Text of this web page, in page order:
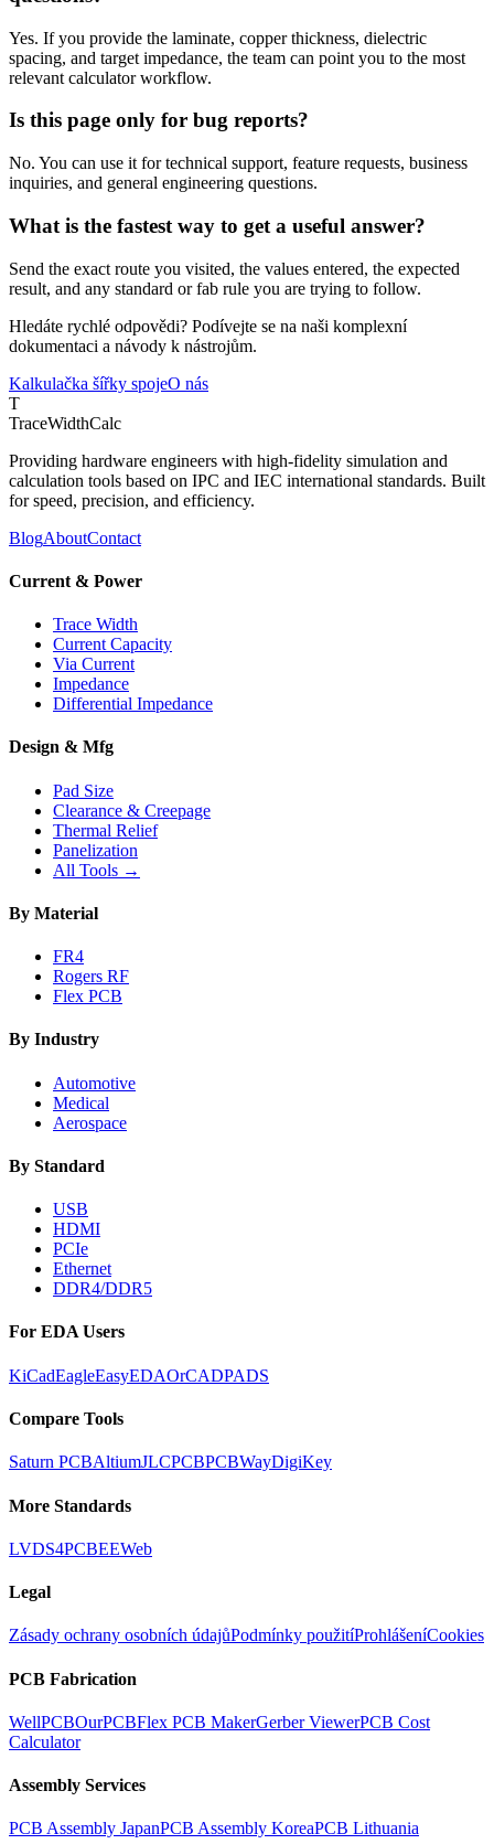
Yes. If you provide the laminate, copper thickness, dielectric
spacing, and target impedance, the team can point you to the most
relevant calculator workflow.
Is this page only for bug reports?
No. You can use it for technical support, feature requests, business
inquiries, and general engineering questions.
What is the fastest way to get a useful answer?
Send the exact route you visited, the values entered, the expected
result, and any standard or fab rule you are trying to follow.
Hledáte rychlé odpovědi? Podívejte se na naši komplexní
dokumentaci a návody k nástrojům.
Kalkulačka šířky spojeO nás
T
TraceWidthCalc
Providing hardware engineers with high-fidelity simulation and
calculation tools based on IPC and IEC international standards. Built
for speed, precision, and efficiency.
BlogAboutContact
Current & Power
Trace Width
Current Capacity
Via Current
Impedance
Differential Impedance
Design & Mfg
Pad Size
Clearance & Creepage
Thermal Relief
Panelization
All Tools →
By Material
FR4
Rogers RF
Flex PCB
By Industry
Automotive
Medical
Aerospace
By Standard
USB
HDMI
PCIe
Ethernet
DDR4/DDR5
For EDA Users
KiCadEagleEasyEDAOrCADPADS
Compare Tools
Saturn PCBAltiumJLCPCBPCBWayDigiKey
More Standards
LVDS4PCBEEWeb
Legal
Zásady ochrany osobních údajůPodmínky použitíProhlášeníCookies
PCB Fabrication
WellPCBOurPCBFlex PCB MakerGerber ViewerPCB Cost
Calculator
Assembly Services
PCB Assembly JapanPCB Assembly KoreaPCB Lithuania